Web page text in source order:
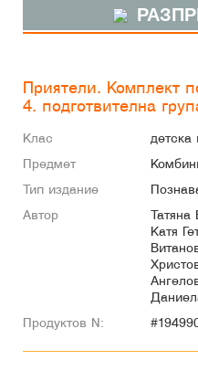
Приятели. Комплект
4. подготвителна
Клас детска
Предмет
Тип издание
Автор
Катя
Продуктов N: